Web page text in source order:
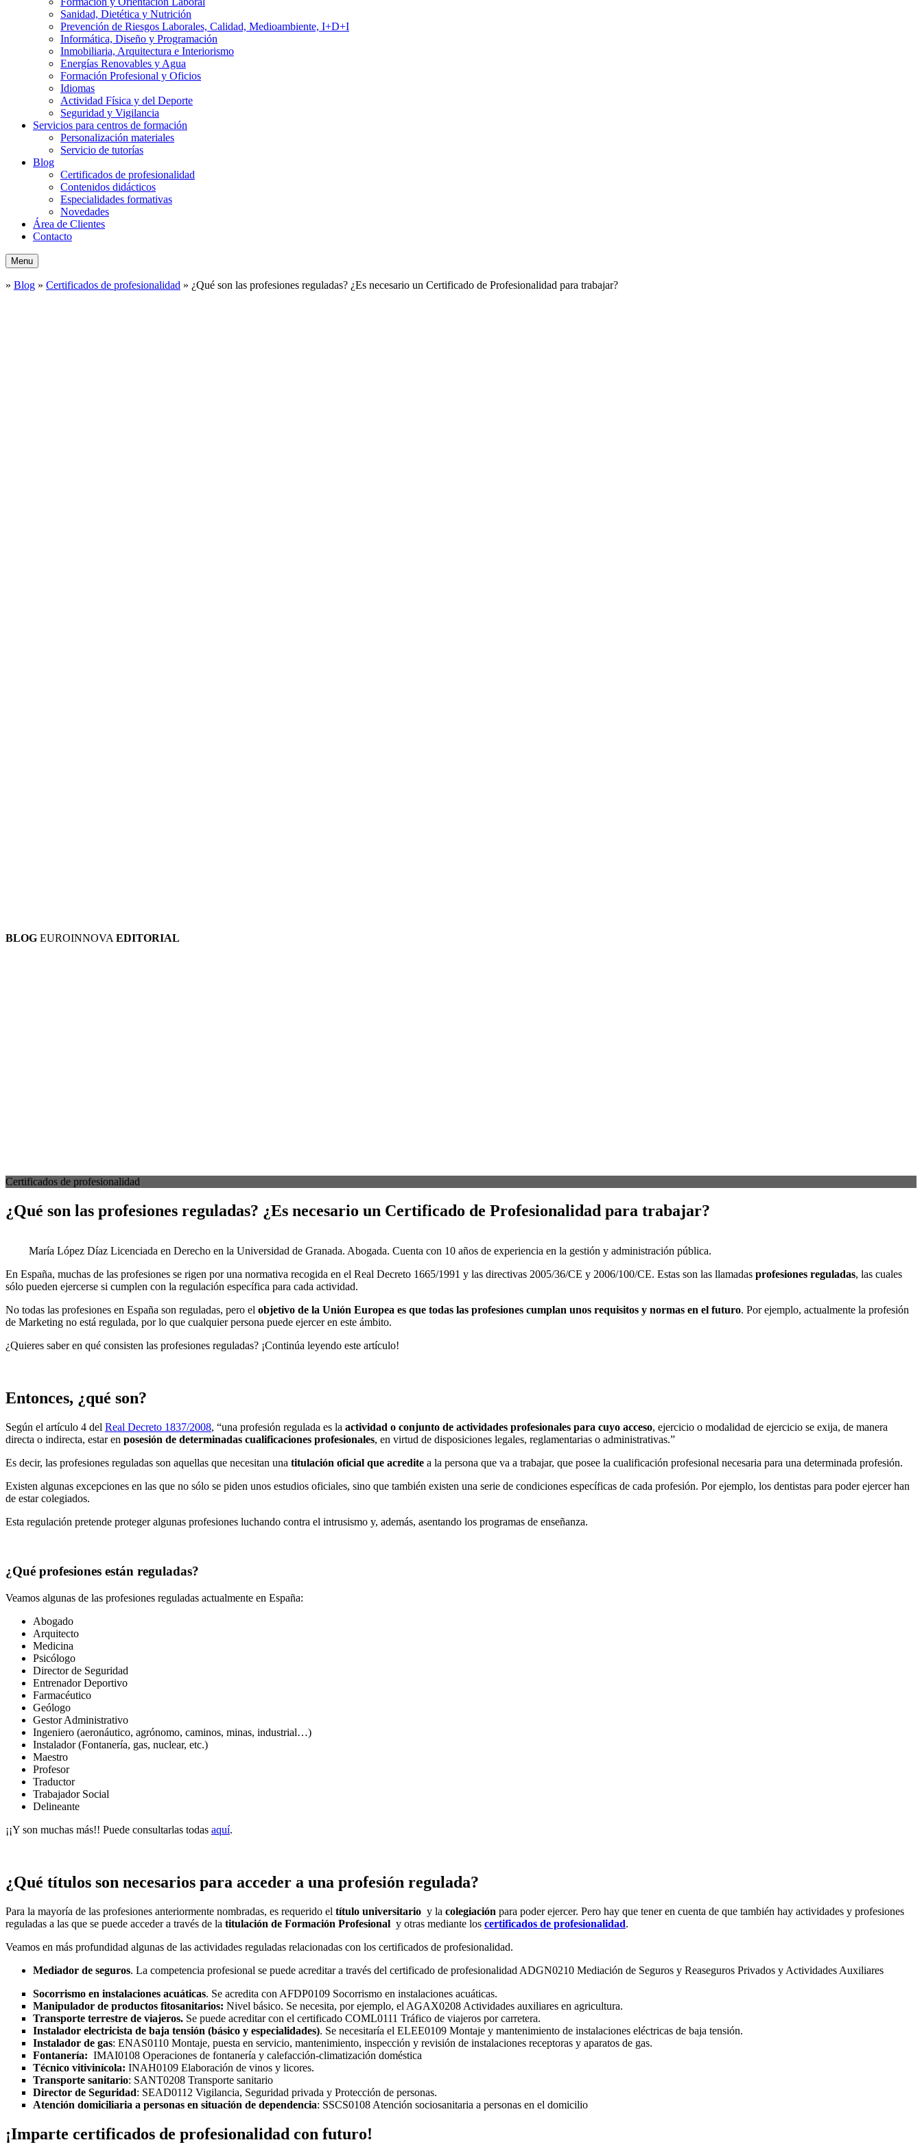
Sanidad, Dietética y Nutrición
Prevención de Riesgos Laborales, Calidad, Medioambiente, I+D+I
Informática, Diseño y Programación
Inmobiliaria, Arquitectura e Interiorismo
Energías Renovables y Agua
Formación Profesional y Oficios
Idiomas
Actividad Física y del Deporte
Seguridad y Vigilancia
Servicios para centros de formación
Personalización materiales
Servicio de tutorías
Blog
Certificados de profesionalidad
Contenidos didácticos
Especialidades formativas
Novedades
Área de Clientes
Contacto
Menu
» Blog » Certificados de profesionalidad » ¿Qué son las profesiones reguladas? ¿Es necesario un Certificado de Profesionalidad para trabajar?
BLOG EUROINNOVA EDITORIAL
Certificados de profesionalidad
¿Qué son las profesiones reguladas? ¿Es necesario un Certificado de Profesionalidad para trabajar?
María López Díaz Licenciada en Derecho en la Universidad de Granada. Abogada. Cuenta con 10 años de experiencia en la gestión y administración pública.
En España, muchas de las profesiones se rigen por una normativa recogida en el Real Decreto 1665/1991 y las directivas 2005/36/CE y 2006/100/CE. Estas son las llamadas profesiones reguladas, las cuales
sólo pueden ejercerse si cumplen con la regulación específica para cada actividad.
No todas las profesiones en España son reguladas, pero el objetivo de la Unión Europea es que todas las profesiones cumplan unos requisitos y normas en el futuro. Por ejemplo, actualmente la profesión
de Marketing no está regulada, por lo que cualquier persona puede ejercer en este ámbito.
¿Quieres saber en qué consisten las profesiones reguladas? ¡Continúa leyendo este artículo!
Entonces, ¿qué son?
Según el artículo 4 del Real Decreto 1837/2008, “una profesión regulada es la actividad o conjunto de actividades profesionales para cuyo acceso, ejercicio o modalidad de ejercicio se exija, de manera
directa o indirecta, estar en posesión de determinadas cualificaciones profesionales, en virtud de disposiciones legales, reglamentarias o administrativas.”
Es decir, las profesiones reguladas son aquellas que necesitan una titulación oficial que acredite a la persona que va a trabajar, que posee la cualificación profesional necesaria para una determinada profesión.
Existen algunas excepciones en las que no sólo se piden unos estudios oficiales, sino que también existen una serie de condiciones específicas de cada profesión. Por ejemplo, los dentistas para poder ejercer han
de estar colegiados.
Esta regulación pretende proteger algunas profesiones luchando contra el intrusismo y, además, asentando los programas de enseñanza.
¿Qué profesiones están reguladas?
Veamos algunas de las profesiones reguladas actualmente en España:
Abogado
Arquitecto
Medicina
Psicólogo
Director de Seguridad
Entrenador Deportivo
Farmacéutico
Geólogo
Gestor Administrativo
Ingeniero (aeronáutico, agrónomo, caminos, minas, industrial…)
Instalador (Fontanería, gas, nuclear, etc.)
Maestro
Profesor
Traductor
Trabajador Social
Delineante
¡¡Y son muchas más!! Puede consultarlas todas aquí.
¿Qué títulos son necesarios para acceder a una profesión regulada?
Para la mayoría de las profesiones anteriormente nombradas, es requerido el título universitario y la colegiación para poder ejercer. Pero hay que tener en cuenta de que también hay actividades y profesiones
reguladas a las que se puede acceder a través de la titulación de Formación Profesional y otras mediante los certificados de profesionalidad.
Veamos en más profundidad algunas de las actividades reguladas relacionadas con los certificados de profesionalidad.
Mediador de seguros. La competencia profesional se puede acreditar a través del certificado de profesionalidad ADGN0210 Mediación de Seguros y Reaseguros Privados y Actividades Auxiliares
Socorrismo en instalaciones acuáticas. Se acredita con AFDP0109 Socorrismo en instalaciones acuáticas.
Manipulador de productos fitosanitarios: Nivel básico. Se necesita, por ejemplo, el AGAX0208 Actividades auxiliares en agricultura.
Transporte terrestre de viajeros. Se puede acreditar con el certificado COML0111 Tráfico de viajeros por carretera.
Instalador electricista de baja tensión (básico y especialidades). Se necesitaría el ELEE0109 Montaje y mantenimiento de instalaciones eléctricas de baja tensión.
Instalador de gas: ENAS0110 Montaje, puesta en servicio, mantenimiento, inspección y revisión de instalaciones receptoras y aparatos de gas.
Fontanería: IMAI0108 Operaciones de fontanería y calefacción-climatización doméstica
Técnico vitivinícola: INAH0109 Elaboración de vinos y licores.
Transporte sanitario: SANT0208 Transporte sanitario
Director de Seguridad: SEAD0112 Vigilancia, Seguridad privada y Protección de personas.
Atención domiciliaria a personas en situación de dependencia: SSCS0108 Atención sociosanitaria a personas en el domicilio
¡Imparte certificados de profesionalidad con futuro!